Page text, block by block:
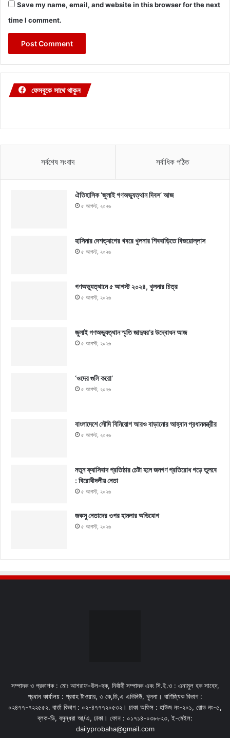
Save my name, email, and website in this browser for the next
time I comment.
ফেসবুকে সাথে থাকুন
সর্বশেষ সংবাদ সর্বাধিক পঠিত
ঐতিহাসিক ‘জুলাই গণঅভ্যুত্থান দিবস’ আজ
৫ আগস্ট, ২০২৬
হাসিনার দেশত্যাগের খবরে খুলনার শিববাড়িতে বিজয়োল্লাস
৫ আগস্ট, ২০২৬
গণঅভ্যুত্থানে ৫ আগস্ট ২০২৪, খুলনার চিত্র
৫ আগস্ট, ২০২৬
জুলাই গণঅভ্যুত্থান স্মৃতি জাদুঘর’র উদ্বোধন আজ
৫ আগস্ট, ২০২৬
‘ওদের গুলি করো’
৫ আগস্ট, ২০২৬
বাংলাদেশে সৌদি বিনিয়োগ আরও বাড়ানোর আহ্বান প্রধানমন্ত্রীর
৫ আগস্ট, ২০২৬
নতুন ফ্যাসিবাদ প্রতিষ্ঠার চেষ্টা হলে জনগণ প্রতিরোধ গড়ে তুলবে
: বিরোধীদলীয় নেতা
৫ আগস্ট, ২০২৬
জকসু নেতাদের ওপর হামলার অভিযোগ
৫ আগস্ট, ২০২৬
সম্পাদক ও প্রকাশক : মোঃ আশরাফ-উল-হক, নির্বাহী সম্পাদক এবং সি.ই.ও : এনামুল হক সাহেদ,
প্রধান কার্যালয় : প্রবাহ টাওয়ার, ৩ কে,ডি,এ এভিনিউ, খুলনা। বাণিজ্যিক বিভাগ :
০২৪৭৭-৭২২৫৫২. বার্তা বিভাগ : ০২-৪৭৭৭২০৫৩২। ঢাকা অফিস : হাউজ নং-২০১, রোড নং-৫,
ব্লক-ডি, বসুন্ধরা আ/এ, ঢাকা। ফোন : ০১৭১৪-০৩৮৮২৩, ই-মেইল:
dailyprobaha@gmail.com